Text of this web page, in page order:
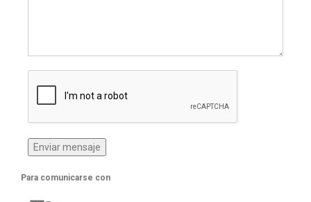
Para comunicarse con